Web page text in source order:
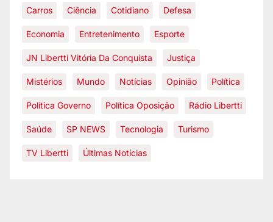
Carros Ciência Cotidiano Defesa
Economia Entretenimento Esporte
JN Libertti Vitória Da Conquista Justiça
Mistérios Mundo Notícias Opinião Política
Política Governo Política Oposição Rádio Libertti
Saúde SP NEWS Tecnologia Turismo
TV Libertti Últimas Notícias